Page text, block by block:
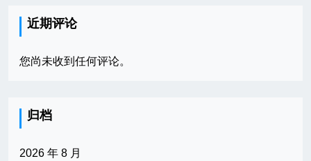
近期评论
您尚未收到任何评论。
归档
2026 年 8 月